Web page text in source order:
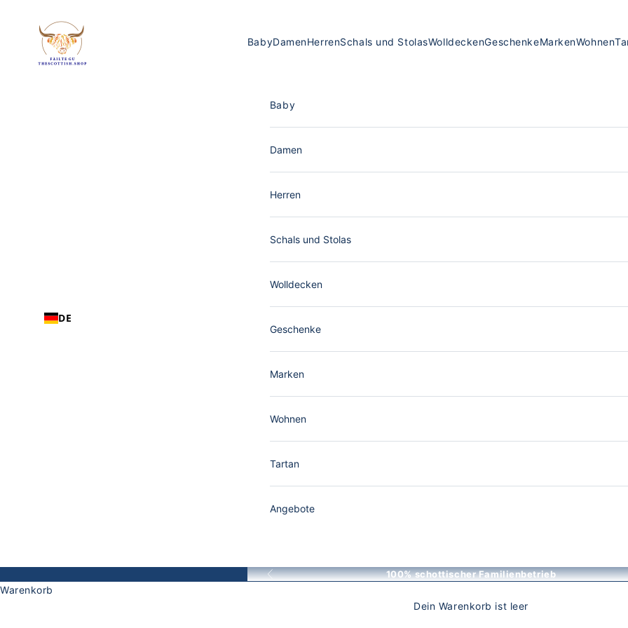
The Scottish Shop Deutschland
DE
BabyDamenHerrenSchals und StolasWolldeckenGeschenkeMarkenWohnen
Baby
Damen
Herren
Schals und Stolas
Wolldecken
Geschenke
Marken
Wohnen
Tartan
Angebote
Zurück 100% schottischer Familienbetrieb
Warenkorb
Dein Warenkorb ist leer